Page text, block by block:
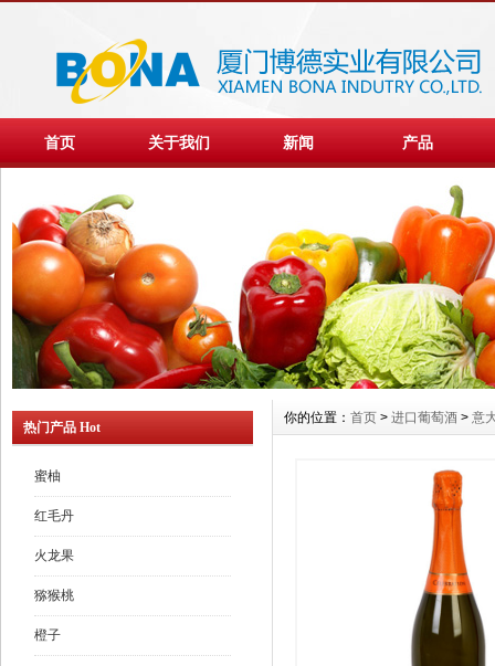
首页 关于我们 新闻 产品
热门产品 Hot
蜜柚
红毛丹
火龙果
猕猴桃
橙子
你的位置： 首页 > 进口葡萄酒 > 意